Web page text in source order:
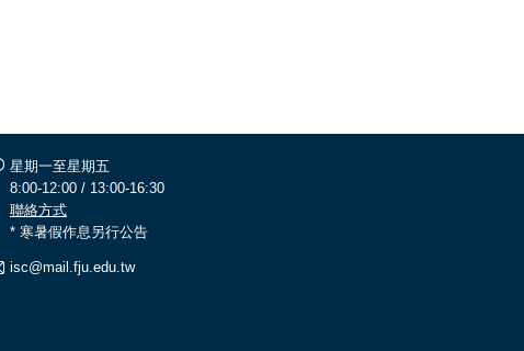
星期一至星期五
8:00-12:00 / 13:00-16:30
聯絡方式
* 寒暑假作息另行公告
isc@mail.fju.edu.tw